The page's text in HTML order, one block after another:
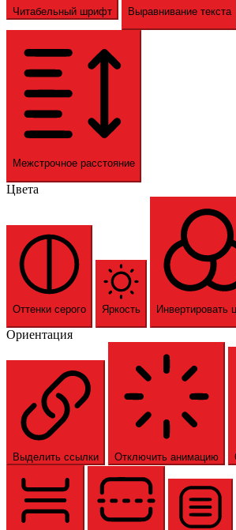
Читабельный шрифт Выравнивание текста
Межстрочное расстояние
Цвета
Оттенки серого Яркость Инвертировать
Ориентация
Выделить ссылки Отключить анимацию